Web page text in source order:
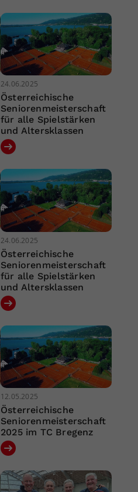
24.06.2025
Österreichische
Seniorenmeisterschaft
für alle Spielstärken
und Altersklassen
24.06.2025
Österreichische
Seniorenmeisterschaft
für alle Spielstärken
und Altersklassen
12.05.2025
Österreichische
Seniorenmeisterschaft
2025 im TC Bregenz